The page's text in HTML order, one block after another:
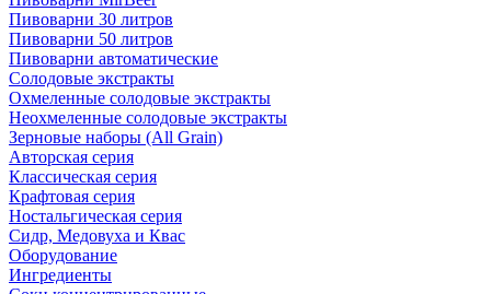
Пивоварни 30 литров
Пивоварни 50 литров
Пивоварни автоматические
Солодовые экстракты
Охмеленные солодовые экстракты
Неохмеленные солодовые экстракты
Зерновые наборы (All Grain)
Авторская серия
Классическая серия
Крафтовая серия
Ностальгическая серия
Сидр, Медовуха и Квас
Оборудование
Ингредиенты